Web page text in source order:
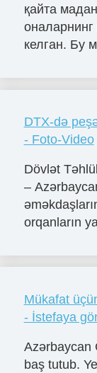
қайта
оналарнинг
келган. Бу
DTX-də
- Foto-Video
Dövlət
–
orqanların
Mükafat
- İstefaya
Azərbaycan
baş tutub.